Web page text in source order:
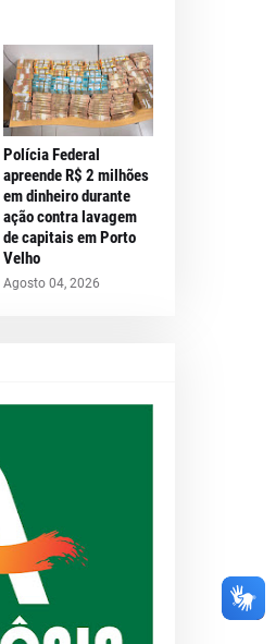
Polícia Federal
apreende R$ 2 milhões
em dinheiro durante
ação contra lavagem
de capitais em Porto
Velho
Agosto 04, 2026